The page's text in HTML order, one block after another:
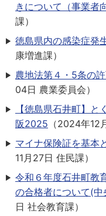
きについて（事業者
課）
徳島県内の感染症発
康増進課）
農地法第４・5条の
04日 農業委員会）
【徳島県石井町】
阪2025 （2024年12
マイナ保険証を基本
11月27日 住民課）
令和６年度石井町教
の合格者について(
日 社会教育課）